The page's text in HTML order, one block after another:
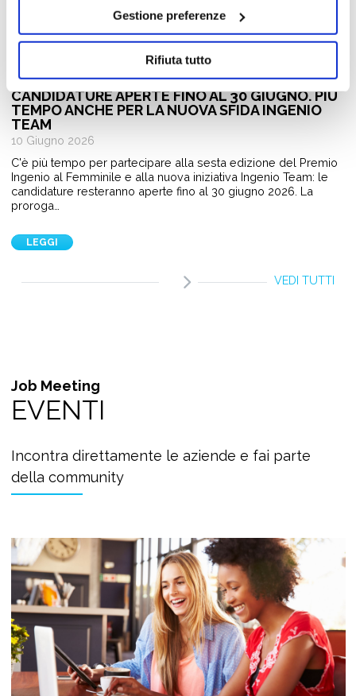
Gestione preferenze
Rifiuta tutto
PREMIO INGENIO AL FEMMINILE 2026:
CANDIDATURE APERTE FINO AL 30 GIUGNO. PIÙ
TEMPO ANCHE PER LA NUOVA SFIDA INGENIO
TEAM
10 Giugno 2026
C'è più tempo per partecipare alla sesta edizione del Premio
Ingenio al Femminile e alla nuova iniziativa Ingenio Team: le
candidature resteranno aperte fino al 30 giugno 2026. La
proroga…
LEGGI
VEDI TUTTI
Job Meeting
EVENTI
Incontra direttamente le aziende e fai parte
della community